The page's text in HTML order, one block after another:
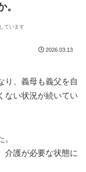
。
ています
2026.03.13
り、義母も義父を自
ない状況が続いてい
介護が必要な状態に